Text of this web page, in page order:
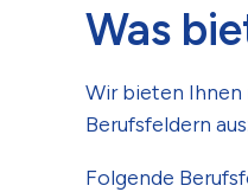
Was
Wir bieten
Berufsfeldern
Folgende